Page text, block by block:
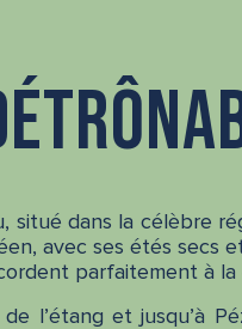
situé dans la célèbre
avec ses étés secs
parfaitement à la
l’étang et jusqu’à